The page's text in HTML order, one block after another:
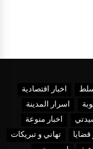
اخبار اقتصادية
اسرار المدينة
اخبار منوعة
تهاني و تبريكات